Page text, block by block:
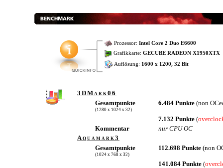
Prozessor: Intel Core 2 Duo E6600
Grafikkarte: GECUBE RADEON X1950XTX
Auflösung: 1600 x 1200, 32 Bit
3DMark06
Gesamtpunkte
(1280 x 1024 x 32)
6.484 Punkte (non
7.132 Punkte (
Kommentar
nur CPU OC
Aquamark3
Gesamtpunkte
(1024 x 768 x 32)
112.698 Punkte (non
141.084 Punkte (